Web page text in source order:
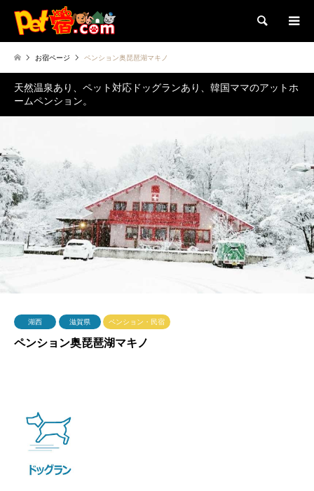
検索
お宿ページ ペンション奥琵琶湖マキノ
天然温泉あり、ペット対応ドッグランあり、韓国ママのアットホ
ームペンション。
湖西 滋賀県 ペンション・民宿
ペンション奥琵琶湖マキノ